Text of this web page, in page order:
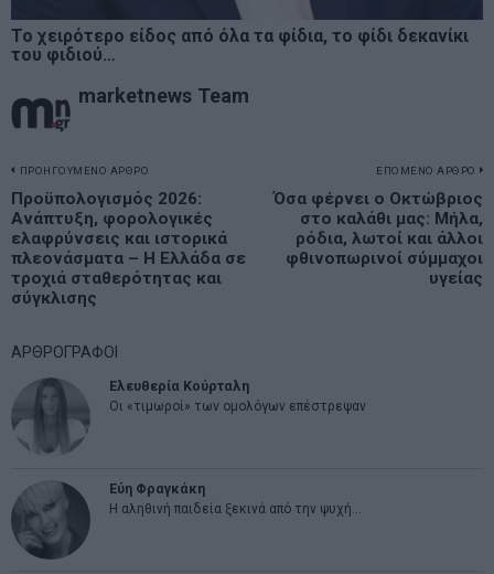
Το χειρότερο είδος από όλα τα φίδια, το φίδι δεκανίκι
του φιδιού…
marketnews Team
Πλοήγηση
άρθρων
ΠΡΟΗΓΟΥΜΕΝΟ ΑΡΘΡΟ
Previous
post:
Προϋπολογισμός 2026:
Ανάπτυξη, φορολογικές
ελαφρύνσεις και ιστορικά
πλεονάσματα – Η Ελλάδα σε
τροχιά σταθερότητας και
σύγκλισης
ΕΠΟΜΕΝΟ ΑΡΘΡΟ
Όσα φέρνει ο Οκτώβριος
στο καλάθι μας: Μήλα,
ρόδια, λωτοί και άλλοι
φθινοπωρινοί σύμμαχοι
υγείας
ΑΡΘΡΟΓΡΑΦΟΙ
Ελευθερία Κούρταλη
Οι «τιμωροί» των ομολόγων επέστρεψαν
Εύη Φραγκάκη
Η αληθινή παιδεία ξεκινά από την ψυχή…